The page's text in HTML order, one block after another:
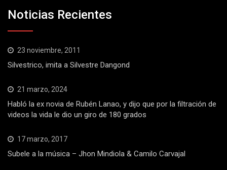
Noticias Recientes
23 noviembre, 2011
Silvestrico, imita a Silvestre Dangond
21 marzo, 2024
Habló la ex novia de Rubén Lanao, y dijo que por la filtración de
videos la vida le dio un giro de 180 grados
17 marzo, 2017
Subele a la música – Jhon Mindiola & Camilo Carvajal